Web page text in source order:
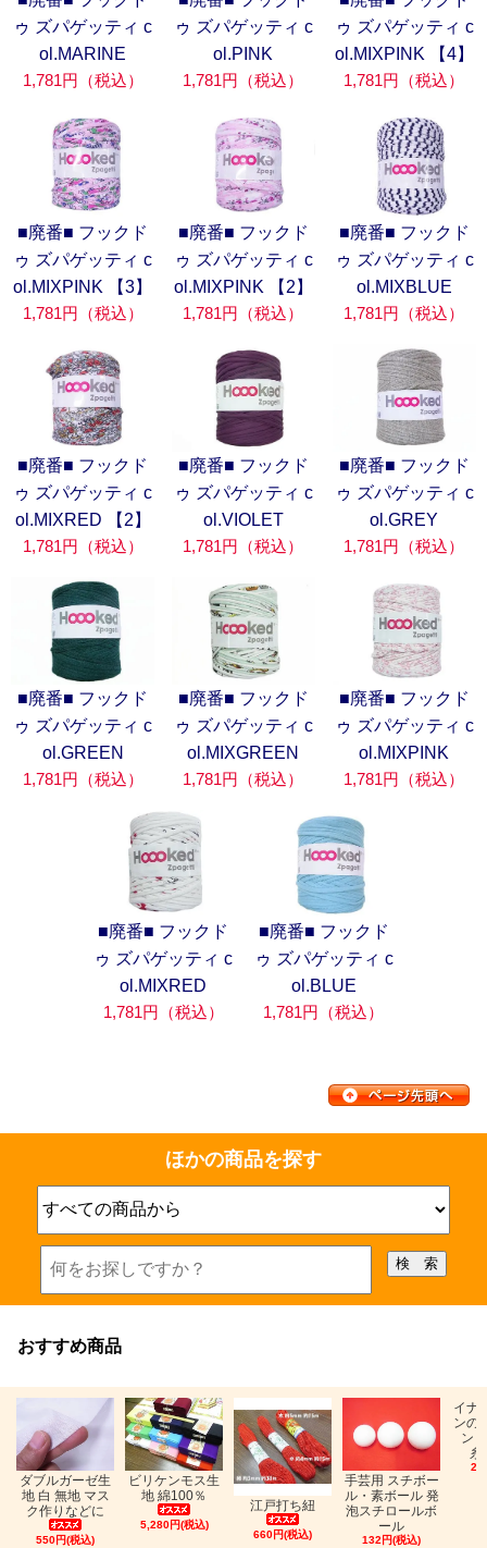
ゥ ズパゲッティ c
ol.MARINE
1,781円（税込）
ゥ ズパゲッティ c
ol.PINK
1,781円（税込）
ゥ ズパゲッティ c
ol.MIXPINK 【4】
1,781円（税込）
■廃番■ フックド
ゥ ズパゲッティ c
ol.MIXPINK 【3】
1,781円（税込）
■廃番■ フックド
ゥ ズパゲッティ c
ol.MIXPINK 【2】
1,781円（税込）
■廃番■ フックド
ゥ ズパゲッティ c
ol.MIXBLUE
1,781円（税込）
■廃番■ フックド
ゥ ズパゲッティ c
ol.MIXRED 【2】
1,781円（税込）
■廃番■ フックド
ゥ ズパゲッティ c
ol.VIOLET
1,781円（税込）
■廃番■ フックド
ゥ ズパゲッティ c
ol.GREY
1,781円（税込）
■廃番■ フックド
ゥ ズパゲッティ c
ol.GREEN
1,781円（税込）
■廃番■ フックド
ゥ ズパゲッティ c
ol.MIXGREEN
1,781円（税込）
■廃番■ フックド
ゥ ズパゲッティ c
ol.MIXPINK
1,781円（税込）
■廃番■ フックド
ゥ ズパゲッティ c
ol.MIXRED
1,781円（税込）
■廃番■ フックド
ゥ ズパゲッティ c
ol.BLUE
1,781円（税込）
ほかの商品を探す
おすすめ商品
ダブルガーゼ生
地 白 無地 マス
ク作りなどに
550円(税込)
ビリケンモス生
地 綿100％
5,280円(税込)
江戸打ち紐
660円(税込)
手芸用 スチボー
ル・素ボール 発
泡スチロールボ
ール
132円(税込)
イナ
ンの
ン
糸